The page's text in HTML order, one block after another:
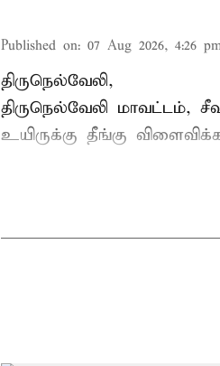
Published on: 07 Aug 2026, 4:26
திருநெல்வேலி,
திருநெல்வேலி மாவட்டம்,
உயிருக்கு தீங்கு